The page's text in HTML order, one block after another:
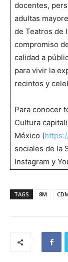
docentes,
adultas
de Teatros de
compromiso
calidad a
para vivir la
recintos y
Para conocer
Cultura
México (
sociales de la
Instagram y
TAGS 8M